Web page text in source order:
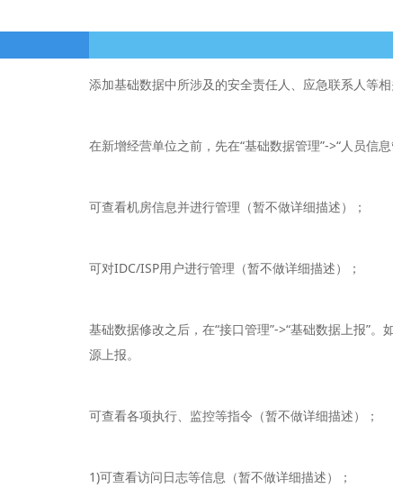
添加基础数据中所涉及的安全责任人、应急联系人等
在新增经营单位之前，先在“基础数据管理”->“人员信
可查看机房信息并进行管理（暂不做详细描述）；
可对IDC/ISP用户进行管理（暂不做详细描述）；
基础数据修改之后，在“接口管理”->“基础数据上报”
源上报。
可查看各项执行、监控等指令（暂不做详细描述）；
1)可查看访问日志等信息（暂不做详细描述）；